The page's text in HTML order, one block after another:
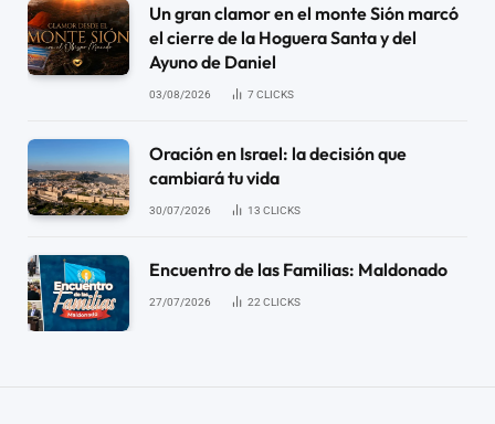
Un gran clamor en el monte Sión marcó
el cierre de la Hoguera Santa y del
Ayuno de Daniel
03/08/2026 7 CLICKS
Oración en Israel: la decisión que
cambiará tu vida
30/07/2026 13 CLICKS
Encuentro de las Familias: Maldonado
27/07/2026 22 CLICKS